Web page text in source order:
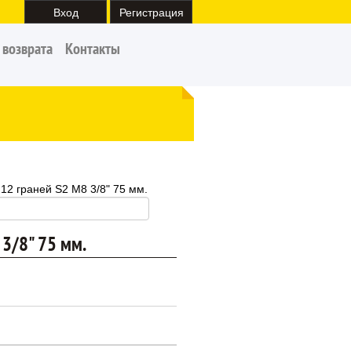
Вход Регистрация
Контакты
12 граней S2 M8 3/8" 75 мм.
3/8" 75 мм.